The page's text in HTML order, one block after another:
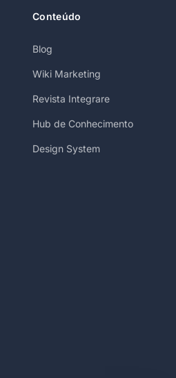
Conteúdo
Blog
Wiki Marketing
Revista Integrare
Hub de Conhecimento
Design System